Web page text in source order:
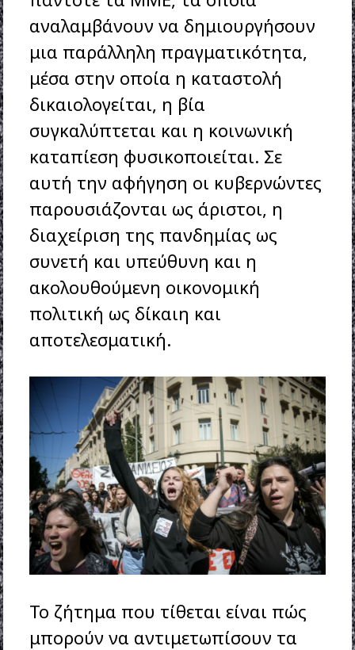
αναλαμβάνουν να δημιουργήσουν
μια παράλληλη πραγματικότητα,
μέσα στην οποία η καταστολή
δικαιολογείται, η βία
συγκαλύπτεται και η κοινωνική
καταπίεση φυσικοποιείται. Σε
αυτή την αφήγηση οι κυβερνώντες
παρουσιάζονται ως άριστοι, η
διαχείριση της πανδημίας ως
συνετή και υπεύθυνη και η
ακολουθούμενη οικονομική
πολιτική ως δίκαιη και
αποτελεσματική.
Το ζήτημα που τίθεται είναι πώς
μπορούν να αντιμετωπίσουν τα